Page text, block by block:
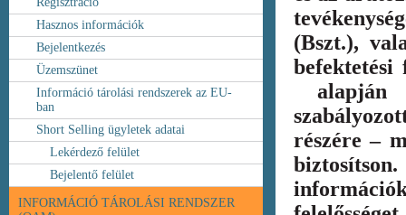
Hasznos információk
Bejelentkezés
Üzemszünet
Információ tárolási rendszerek az EU-
ban
Short Selling ügyletek adatai
Lekérdező felület
Bejelentő felület
INFORMÁCIÓ TÁROLÁSI RENDSZER
(Bszt.),
alapján
részére –